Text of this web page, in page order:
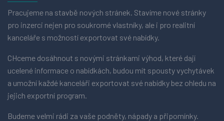
Pracujeme na stavbě nových stránek. Stavíme nové stránky
pro inzerci nejen pro soukromé vlastníky, ale i pro realitní
kanceláře s možností exportovat své nabídky.
CHceme dosáhnout s novými stránkami výhod, které dají
ucelené informace o nabídkách, budou mít spousty vychytávek
a umožní každé kanceláři exportovat své nabídky bez ohledu na
jejich exportní program.
Budeme velmi rádi za vaše podněty, nápady a připomínky.